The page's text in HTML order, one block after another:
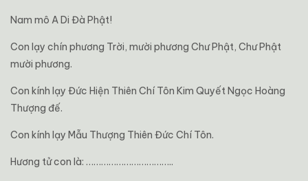
Nam mô A Di Đà Phật!
Con lạy chín phương Trời, mười phương Chư Phật, Chư Phật
mười phương.
Con kính lạy Đức Hiện Thiên Chí Tôn Kim Quyết Ngọc Hoàng
Thượng đế.
Con kính lạy Mẫu Thượng Thiên Đức Chí Tôn.
Hương tử con là: ……………………………..